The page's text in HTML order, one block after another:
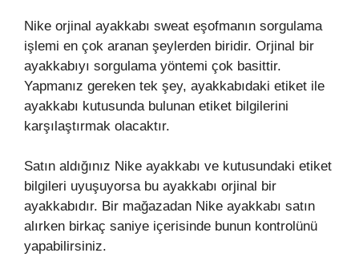
Nike orjinal ayakkabı sweat eşofmanın sorgulama
işlemi en çok aranan şeylerden biridir. Orjinal bir
ayakkabıyı sorgulama yöntemi çok basittir.
Yapmanız gereken tek şey, ayakkabıdaki etiket ile
ayakkabı kutusunda bulunan etiket bilgilerini
karşılaştırmak olacaktır.
Satın aldığınız Nike ayakkabı ve kutusundaki etiket
bilgileri uyuşuyorsa bu ayakkabı orjinal bir
ayakkabıdır. Bir mağazadan Nike ayakkabı satın
alırken birkaç saniye içerisinde bunun kontrolünü
yapabilirsiniz.